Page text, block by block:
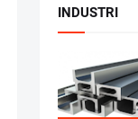
INDUSTRI